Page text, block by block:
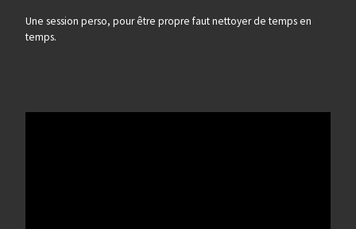
Une session perso, pour être propre faut nettoyer de temps en
temps.